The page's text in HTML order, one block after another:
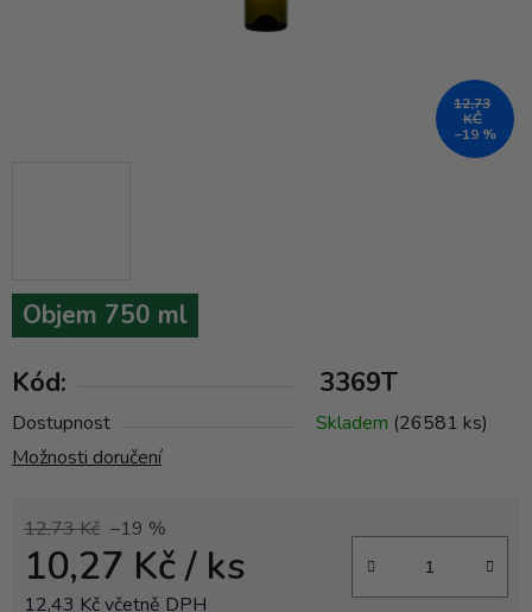
Objem 750 ml
Kód: 3369T
Dostupnost Skladem (26581 ks)
Možnosti doručení
12,73 Kč –19 %
10,27 Kč/ ks
12,43 Kč včetně DPH
12,73
KČ
–19 %